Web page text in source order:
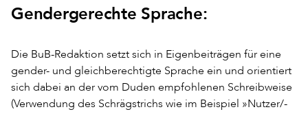
Gendergerechte Sprache:
Die BuB-Redaktion setzt sich in Eigenbeiträgen für eine
gender- und gleichberechtigte Sprache ein und orientiert
sich dabei an der vom Duden empfohlenen Schreibweise
(Verwendung des Schrägstrichs wie im Beispiel »Nutzer/-